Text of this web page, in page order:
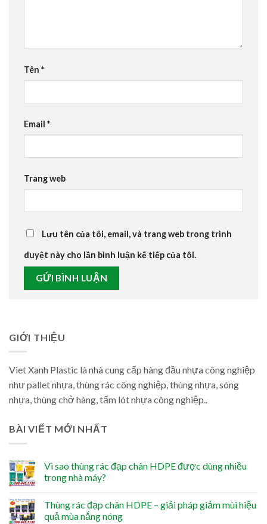
Tên *
Email *
Trang web
Lưu tên của tôi, email, và trang web trong trình
duyệt này cho lần bình luận kế tiếp của tôi.
GIỚI THIỆU
Viet Xanh Plastic là nhà cung cấp hàng đầu nhựa công nghiệp
như pallet nhựa, thùng rác công nghiệp, thùng nhựa, sóng
nhựa, thùng chở hàng, tấm lót nhựa công nghiệp..
BÀI VIẾT MỚI NHẤT
Vì sao thùng rác đạp chân HDPE được dùng nhiều
trong nhà máy?
Thùng rác đạp chân HDPE – giải pháp giảm mùi hiệu
quả mùa nắng nóng